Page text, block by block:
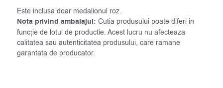
Este inclusa doar medalionul roz.
Nota privind ambalajul: Cutia produsului poate diferi in
funcție de lotul de productie. Acest lucru nu afecteaza
calitatea sau autenticitatea produsului, care ramane
garantata de producator.